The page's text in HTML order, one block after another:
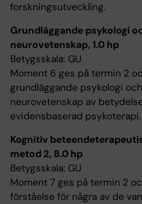
forskningsutveckling.
Grundläggande psykologi
neurovetenskap, 1.0 hp
Betygsskala: GU
Moment 6 ges på termin 2
grundläggande psykologi
neurovetenskap av
evidensbaserad psykoterapi.
Kognitiv
metod 2, 8.0 hp
Betygsskala: GU
Moment 7 ges på termin 2
förståelse för några av de